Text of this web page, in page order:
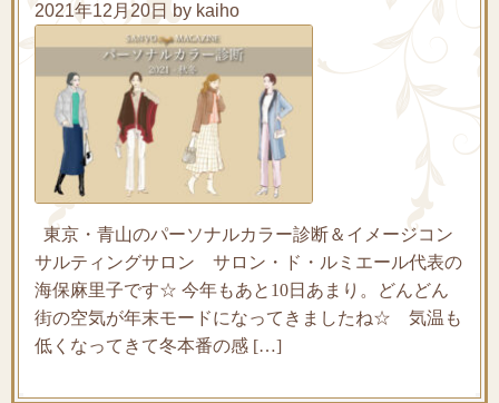
2021年12月20日 by kaiho
東京・青山のパーソナルカラー診断＆イメージコン
サルティングサロン サロン・ド・ルミエール代表の
海保麻里子です☆ 今年もあと10日あまり。どんどん
街の空気が年末モードになってきましたね☆ 気温も
低くなってきて冬本番の感 […]